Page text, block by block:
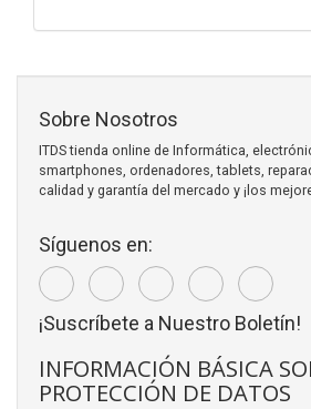
Sobre Nosotros
ITDS tienda online de Informática,
smartphones, ordenadores, tablets,
calidad y garantía del mercado y ¡los
Síguenos en:
¡Suscríbete a Nuestro Boletín!
INFORMACIÓN BÁSICA
PROTECCIÓN DE DATOS